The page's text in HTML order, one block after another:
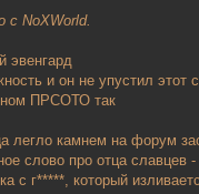
с NoXWorld.
эвенгард
и он не упустил этот
ПРСОТО так
легло камнем на форум
слово про отца славцев -
с г*****, который